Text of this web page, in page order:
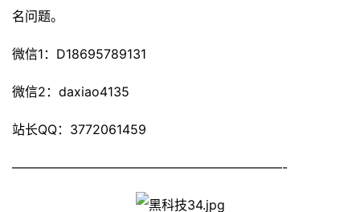
名问题。
微信1：D18695789131
微信2：daxiao4135
站长QQ：3772061459
—————————————————————-